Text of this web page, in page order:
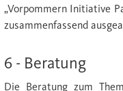
„Vorpommern Initiative
zusammenfassend
6 - Beratung
Die Beratung zum